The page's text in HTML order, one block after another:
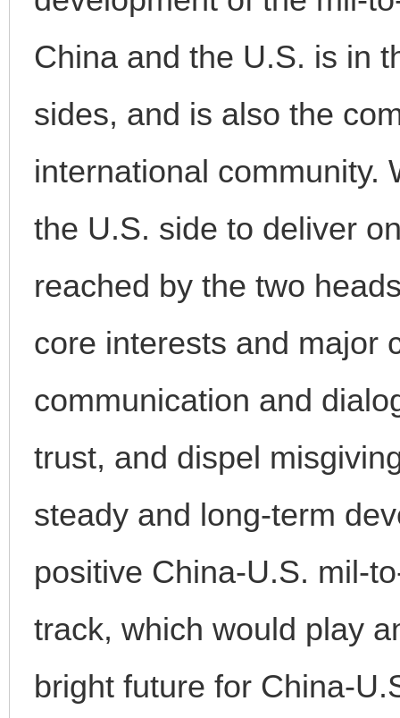
China and the U.S. is in
sides, and is also the
international community.
the U.S. side to deliver
reached by the two
core interests and major
communication and
trust, and dispel
steady and long-term
positive China-U.S. mil-
track, which would play
bright future for China-
完善运行机制助力责任有效落实 一纸欠
东山县通报“牛蛙产品抗生素超标问题”